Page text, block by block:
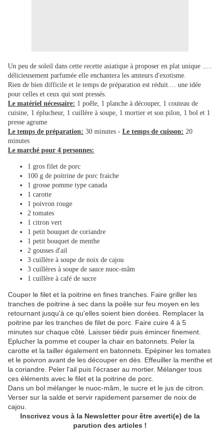
Un peu de soleil dans cette recette asiatique à proposer en plat unique .....
délicieusement parfumée elle enchantera les amteurs d'exotisme.
Rien de bien difficile et le temps de préparation est réduit.... une idée
pour celles et ceux qui sont pressés.
Le matériel nécessaire: 1 poêle, 1 planche à découper, 1 couteau de
cuisine, 1 éplucheur, 1 cuillère à soupe, 1 mortier et son pilon, 1 bol et 1
presse agrume
Le temps de préparation: 30 minutes - Le temps de cuisson: 20
minutes
Le marché pour 4 personnes:
1 gros filet de porc
100 g de poitrine de porc fraiche
1 grosse pomme type canada
1 carotte
1 poivron rouge
2 tomates
1 citron vert
1 petit bouquet de coriandre
1 petit bouquet de menthe
2 gousses d'ail
3 cuillère à soupe de noix de cajou
3 cuillères à soupe de sauce nuoc-mâm
1 cuillère à café de sucre
Couper le filet et la poitrine en fines tranches. Faire griller les
tranches de poitrine à sec dans la poêle sur feu moyen en les
retournant jusqu'à ce qu'elles soient bien dorées. Remplacer la
poitrine par les tranches de filet de porc. Faire cuire 4 à 5
minutes sur chaque côté. Laisser tiédir puis émincer finement.
Eplucher la pomme et couper la chair en batonnets. Peler la
carotte et la tailler également en batonnets. Epépiner les tomates
et le poivron avant de les découper en dès. Effeuiller la menthe et
la coriandre. Peler l'ail puis l'écraser au mortier. Mélanger tous
ces éléments avec le filet et la poitrine de porc.
Dans un bol mélanger le nuoc-mâm, le sucre et le jus de citron.
Verser sur la salde et servir rapidement parsemer de noix de
cajou.
Inscrivez vous à la Newsletter pour être averti(e) de la
parution des articles !